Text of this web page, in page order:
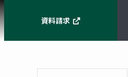
資料請求